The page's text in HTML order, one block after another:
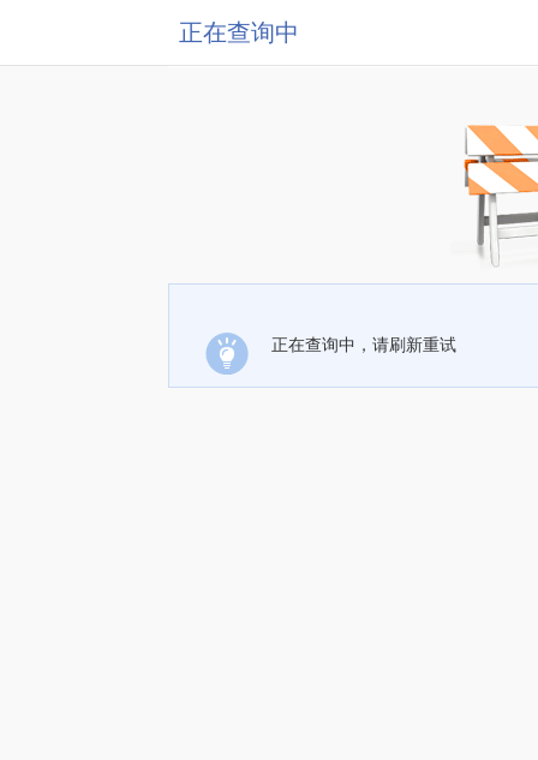
正在查询中
正在查询中，请刷新重试